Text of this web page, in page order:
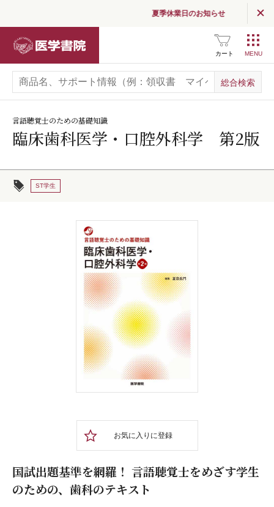
夏季休業日のお知らせ
カート
言語聴覚士のための基礎知識
臨床歯科医学・口腔外科学 第2版
ST学生
お気に入りに登録
国試出題基準を網羅！ 言語聴覚士をめざす学生
のための、歯科のテキスト